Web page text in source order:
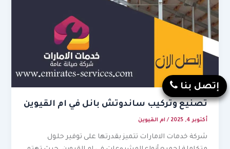
تصنيع وتركيب ساندوتش بانل في ام القيوين
أكتوبر 4, 2025 /ام القيوين
شركة خدمات الامارات تتميز بقدرتها على توفير حلول
إتصل بنا